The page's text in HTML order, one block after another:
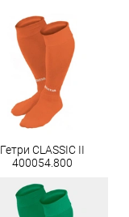
Гетри CLASSIC II
400054.800